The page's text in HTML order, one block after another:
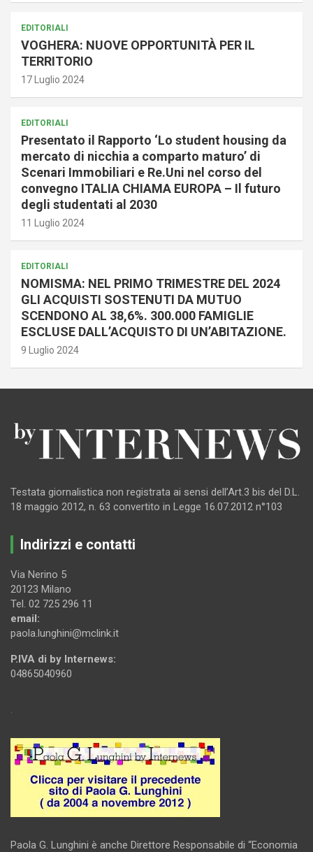
EDITORIALI
VOGHERA: NUOVE OPPORTUNITÀ PER IL
TERRITORIO
17 Luglio 2024
EDITORIALI
Presentato il Rapporto ‘Lo student housing da
mercato di nicchia a comparto maturo’ di
Scenari Immobiliari e Re.Uni nel corso del
convegno ITALIA CHIAMA EUROPA – Il futuro
degli studentati al 2030
11 Luglio 2024
EDITORIALI
NOMISMA: NEL PRIMO TRIMESTRE DEL 2024
GLI ACQUISTI SOSTENUTI DA MUTUO
SCENDONO AL 38,6%. 300.000 FAMIGLIE
ESCLUSE DALL’ACQUISTO DI UN’ABITAZIONE.
9 Luglio 2024
Testata giornalistica non registrata ai sensi dell’Art.3 bis del D.L.
18 maggio 2012, n. 63 convertito in Legge 16.07.2012 n°103
Indirizzi e contatti
Via Nerino 5
20123 Milano
Tel. 02 725 296 11
email:
paola.lunghini@mclink.it
P.IVA di by Internews:
04865040960
.
Paola G. Lunghini è anche Direttore Responsabile di “Economia